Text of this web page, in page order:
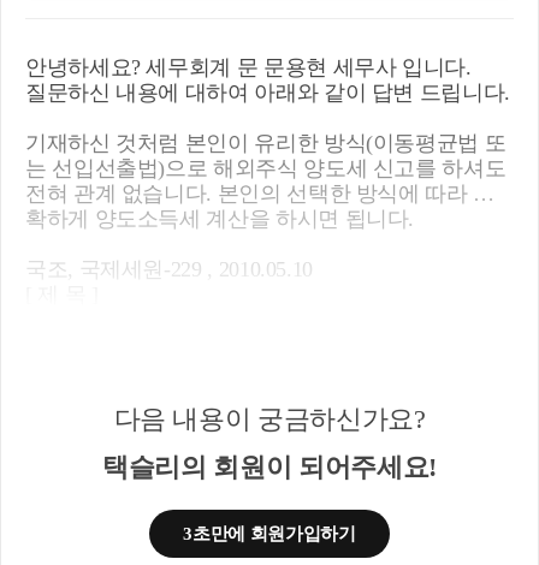
안녕하세요? 세무회계 문 문용현 세무사 입니다.
질문하신 내용에 대하여 아래와 같이 답변 드립니다.
기재하신 것처럼 본인이 유리한 방식(이동평균법 또
는 선입선출법)으로 해외주식 양도세 신고를 하셔도
전혀 관계 없습니다. 본인의 선택한 방식에 따라 정
확하게 양도소득세 계산을 하시면 됩니다.
국조, 국제세원-229 , 2010.05.10​
을 적용하는 것이며, 주식의 양도차익을 산정함에 있
우에는 선입선출법으로 양도차익을 산정하는 것이
자의 경우에는, 증권회사가 일반적으로 공정 타당하
다고 인정되는 기업회계기준에 따라 동인을 위하여
다음 내용이 궁금하신가요?
택슬리의 회원이 되어주세요!
3초만에 회원가입하기